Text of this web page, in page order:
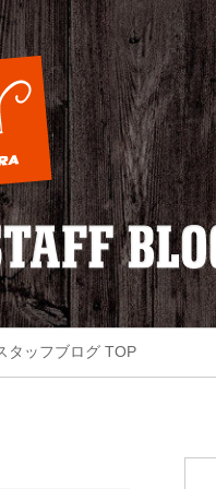
タッフブログ TOP